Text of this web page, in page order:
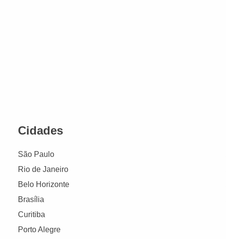
Cidades
São Paulo
Rio de Janeiro
Belo Horizonte
Brasília
Curitiba
Porto Alegre